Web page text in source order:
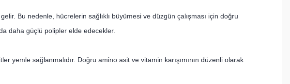
Bu nedenle, hücrelerin sağlıklı büyümesi ve düzgün çalışması için doğru
daha güçlü polipler elde edecekler.
yemle sağlanmalıdır. Doğru amino asit ve vitamin karışımının düzenli olarak